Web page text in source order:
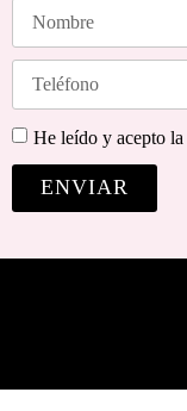
He leído y acepto la
ENVIAR